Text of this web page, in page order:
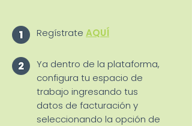
Regístrate AQUÍ
Ya dentro de la plataforma,
configura tu espacio de
trabajo ingresando tus
datos de facturación y
seleccionando la opción de